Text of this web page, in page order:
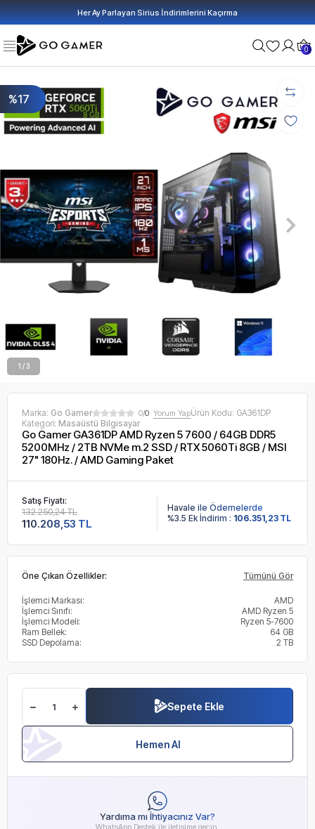
Her Ay Parlayan Sirius İndirimlerini Kaçırma
0
%17
2 / 3
Marka: Go Gamer 0/0 Yorum YapÜrün Kodu: GA361DP
Kategori: Masaüstü Bilgisayar
Go Gamer GA361DP AMD Ryzen 5 7600 / 64GB DDR5
5200MHz / 2TB NVMe m.2 SSD / RTX 5060Ti 8GB / MSI
27" 180Hz. / AMD Gaming Paket
Satış Fiyatı:
110.208,53 TL
132.250,24 TL
Havale ile Ödemelerde
%3.5 Ek İndirim : 106.351,23 TL
Öne Çıkan Özellikler: Tümünü Gör
İşlemci Markası:
AMD
İşlemci Sınıfı:
AMD Ryzen 5
İşlemci Modeli:
Ryzen 5-7600
Ram Bellek:
64 GB
SSD Depolama:
2 TB
Sepete Ekle
Hemen Al
Yardıma mı İhtiyacınız Var?
WhatsApp Destek ile iletişime geçin.